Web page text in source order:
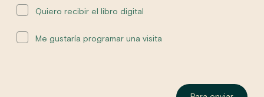
Quiero recibir el libro digital
Me gustaría programar una visita